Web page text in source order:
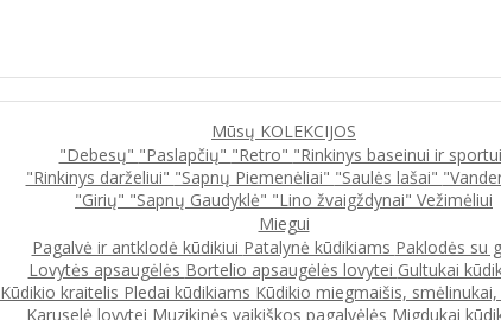
Mūsų KOLEKCIJOS
"Debesų" "Paslapčių" "Retro" "Rinkinys baseinui ir
"Rinkinys darželiui" "Sapnų Piemenėliai" "Saulės lašai"
"Girių" "Sapnų Gaudyklė" "Lino žvaigždynai" Vežimėliui
Miegui
Pagalvė ir antklodė kūdikiui Patalynė kūdikiams Paklodės su
Lovytės apsaugėlės Bortelio apsaugėlės lovytei Gultukai
Kūdikio kraitelis Pledai kūdikiams Kūdikio miegmaišis,
Karuselė lovytei Muzikinės vaikiškos pagalvėlės Migdukai